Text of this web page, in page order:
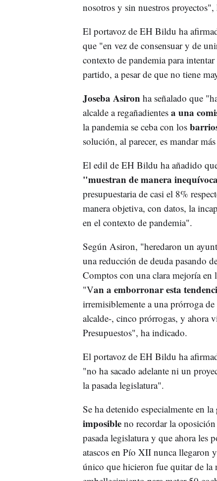
nosotros y sin nuestros
El portavoz de EH Bildu ha
que "en vez de consensuar y de
contexto de pandemia para
partido, a pesar de que no tiene
Joseba Asiron ha señalado que
alcalde a regañadientesa una
la pandemia se ceba con los
solución, al parecer, es mandar
El edil de EH Bildu ha añadido
"muestran de manera
presupuestaria de casi el 8%
manera objetiva, con datos, la
en el contexto de pandemia".
Según Asiron, "heredaron un
una reducción de deuda pasando
Comptos con una clara mejoría
"Van a emborronar esta
irremisiblemente a una prórroga
alcalde-, cinco prórrogas, y ahora
Presupuestos", ha indicado.
El portavoz de EH Bildu ha
"no ha sacado adelante ni un
la pasada legislatura".
Se ha detenido especialmente en la
imposible no recordar la
pasada legislatura y que ahora les
atascos en Pío XII nunca llegaron
único que hicieron fue quitar de la